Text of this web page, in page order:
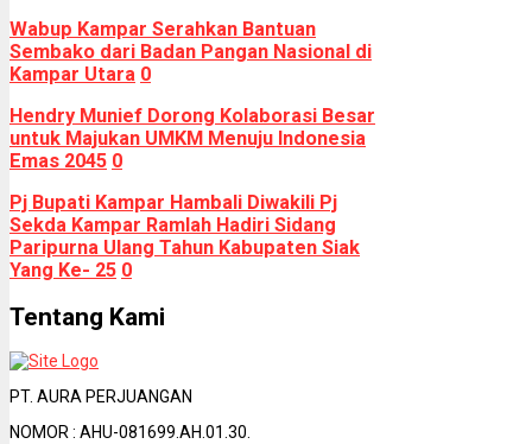
Wabup Kampar Serahkan Bantuan
Sembako dari Badan Pangan Nasional di
Kampar Utara 0
Hendry Munief Dorong Kolaborasi Besar
untuk Majukan UMKM Menuju Indonesia
Emas 2045 0
Pj Bupati Kampar Hambali Diwakili Pj
Sekda Kampar Ramlah Hadiri Sidang
Paripurna Ulang Tahun Kabupaten Siak
Yang Ke- 25 0
Tentang Kami
PT. AURA PERJUANGAN
NOMOR : AHU-081699.AH.01.30.